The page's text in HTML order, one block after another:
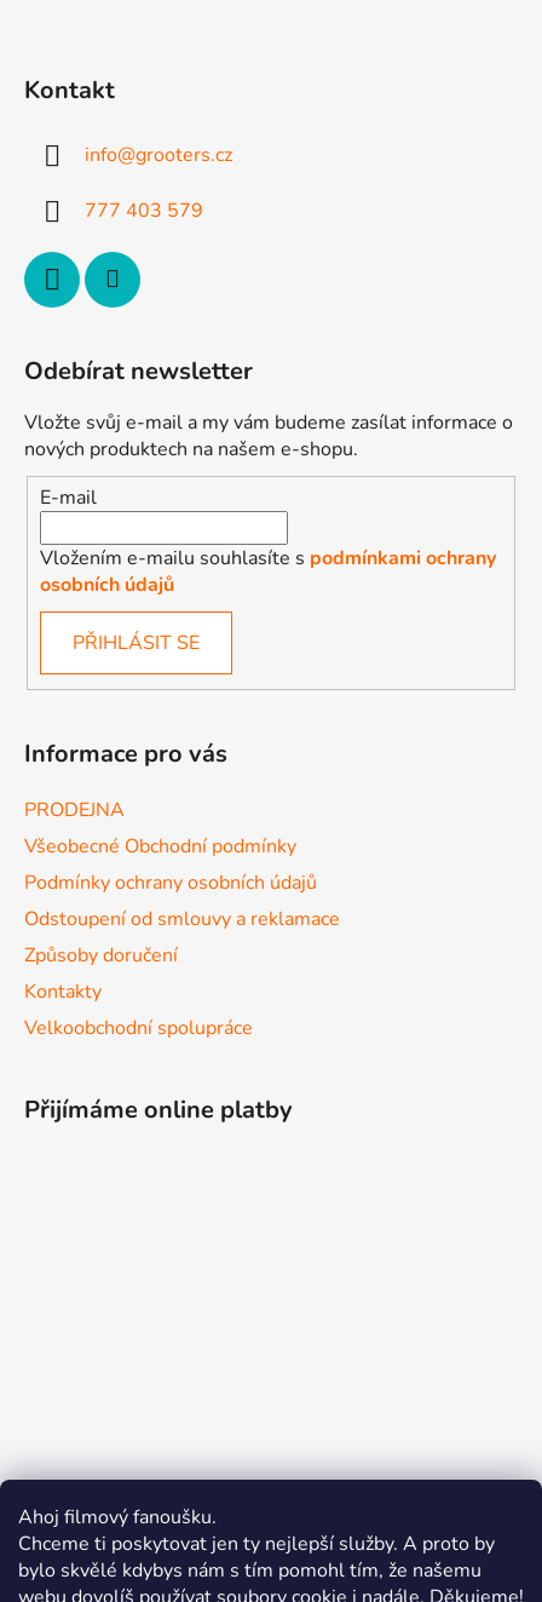
Ahoj filmový fanoušku.
Chceme ti poskytovat jen ty nejlepší služby. A proto by
bylo skvělé kdybys nám s tím pomohl tím, že našemu
Kontakt
info@grooters.cz
777 403 579
Odebírat newsletter
Vložte svůj e-mail a my vám budeme zasílat informace o
nových produktech na našem e-shopu.
E-mail
Vložením e-mailu souhlasíte s podmínkami ochrany
osobních údajů
PŘIHLÁSIT SE
Informace pro vás
PRODEJNA
Všeobecné Obchodní podmínky
Podmínky ochrany osobních údajů
Odstoupení od smlouvy a reklamace
Způsoby doručení
Kontakty
Velkoobchodní spolupráce
Přijímáme online platby